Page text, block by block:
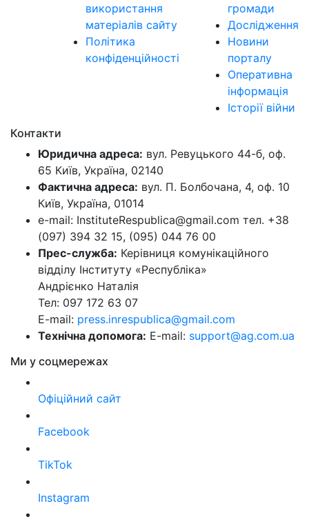
використання
матеріалів сайту
Політика
конфіденційності
громади
Дослідження
Новини
порталу
Оперативна
інформація
Історії війни
Контакти
Юридична адреса: вул. Ревуцького 44-б, оф.
65 Київ, Україна, 02140
Фактична адреса: вул. П. Болбочана, 4, оф. 10
Київ, Україна, 01014
e-mail: InstituteRespublica@gmail.com тел. +38
(097) 394 32 15, (095) 044 76 00
Прес-служба: Керівниця комунікаційного
відділу Інституту «Республіка»
Андрієнко Наталія
Тел: 097 172 63 07
E-mail: press.inrespublica@gmail.com
Технічна допомога: E-mail: support@ag.com.ua
Ми у соцмережах
Офіційний сайт
Facebook
TikTok
Instagram